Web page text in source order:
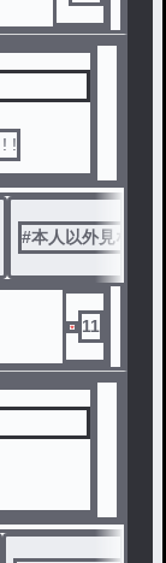
!
#本人以外見ないで
11